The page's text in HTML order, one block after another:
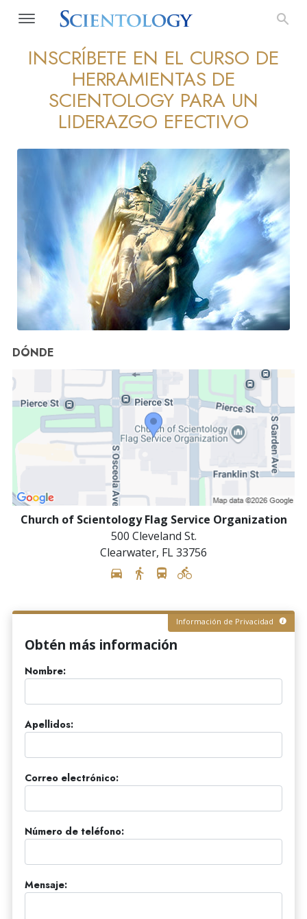
INSCRÍBETE EN EL CURSO DE
HERRAMIENTAS DE
SCIENTOLOGY PARA UN
LIDERAZGO EFECTIVO
DÓNDE
Church of Scientology Flag Service Organization
500 Cleveland St.
Clearwater, FL33756
Información de Privacidad
Obtén más información
Nombre:
Apellidos:
Correo electrónico:
Número de teléfono:
Mensaje: